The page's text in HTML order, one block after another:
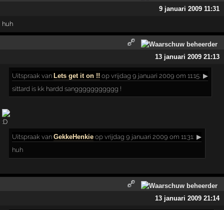
9 januari 2009 11:31
huh
13 januari 2009 21:13
Uitspraak vanLets get it on !! op vrijdag 9 januari 2009 om 11:15: ▶
sittard is kk hardd sanggggggggggg !
Uitspraak vanGekkeHenkie op vrijdag 9 januari 2009 om 11:31: ▶
huh
13 januari 2009 21:14